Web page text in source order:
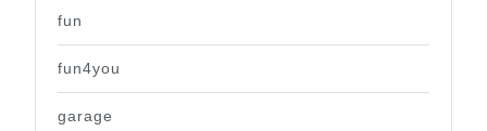
fun
fun4you
garage